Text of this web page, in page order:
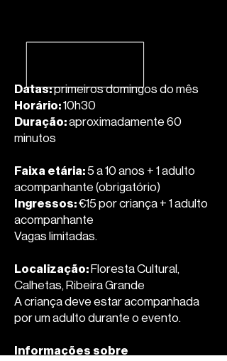
Datas:primeiros domingos do mês
Horário:10h30
Duração:aproximadamente 60
minutos
Faixa etária:5 a 10 anos + 1 adulto
acompanhante (obrigatório)
Ingressos:€15 por criança + 1 adulto
acompanhante
Vagas limitadas.
Localização: Floresta Cultural,
Calhetas, Ribeira Grande
A criança deve estar acompanhada
por um adulto durante o evento.
Informações sobre